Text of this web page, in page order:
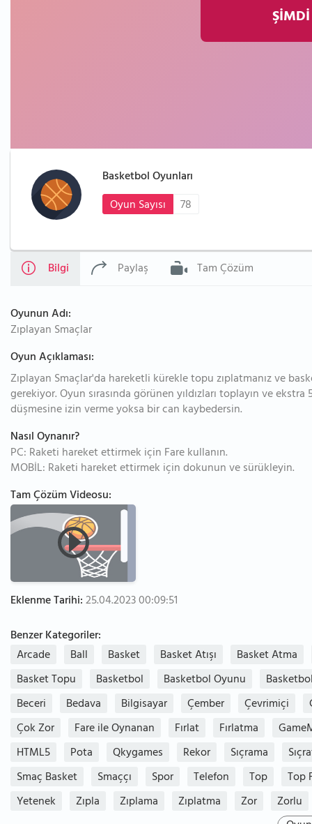
Basketbol Oyunları
Oyun Sayısı
78
Bilgi Paylaş Tam Çözüm
Oyunun Adı:
Zıplayan Smaçlar
Oyun Açıklaması:
Zıplayan Smaçlar'da hareketli kürekle topu zıplatmanız ve
gerekiyor. Oyun sırasında görünen yıldızları toplayın ve ekstra
düşmesine izin verme yoksa bir can kaybedersin.
Nasıl Oynanır?
PC: Raketi hareket ettirmek için Fare kullanın.
MOBİL: Raketi hareket ettirmek için dokunun ve sürükleyin.
Tam Çözüm Videosu:
Eklenme Tarihi:25.04.2023 00:09:51
Benzer Kategoriler:
Arcade
Ball Basket Basket Atışı
Basket Atma
Basket Topu
Basketbol Basketbol Oyunu
Beceri
Bedava Bilgisayar Çember Çevrimiçi
Çok Zor
Fare ile Oynanan Fırlat Fırlatma
HTML5
Pota Qkygames Rekor Sıçrama
Smaç Basket
Smaççı Spor Telefon Top
Top
Yetenek
Zıpla Zıplama Zıplatma Zor
Zorlu